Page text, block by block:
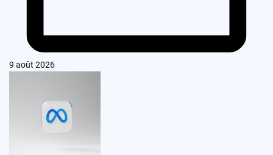
9 août 2026